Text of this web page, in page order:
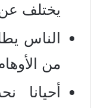
يختلف
الناس
من
أحيانا